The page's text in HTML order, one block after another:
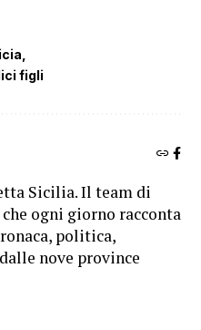
figli
Sicilia. Il team di
ogni giorno racconta
politica,
nove province